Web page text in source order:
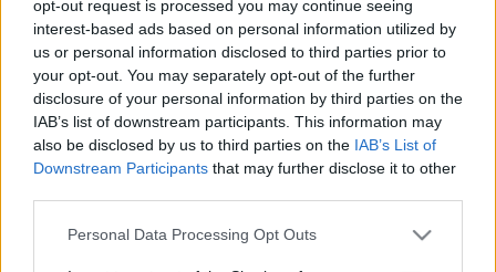
opt-out request is processed you may continue seeing
interest-based ads based on personal information utilized by
us or personal information disclosed to third parties prior to
your opt-out. You may separately opt-out of the further
disclosure of your personal information by third parties on the
IAB’s list of downstream participants. This information may
also be disclosed by us to third parties on the IAB’s List of
Downstream Participants that may further disclose it to other
Please note that this website/app uses one or more Google
Personal Data Processing Opt Outs
díj egykor, mit ma. A havi rendszerességgel jelentkező
beszélgetéssorozat állandó helyszíne a Három Holló. Az
első beszélgetésre 2019. január 29-én 17 órai kezdettel
kerül sor.